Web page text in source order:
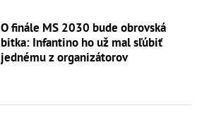
O finále MS 2030 bude obrovská
bitka: Infantino ho už mal sľúbiť
jednému z organizátorov